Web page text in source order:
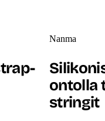
Nanma
ontolla
stringit